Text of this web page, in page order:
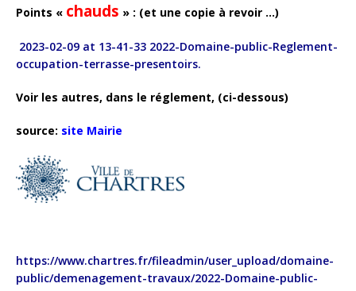
Points « chauds » : (et une copie à revoir …)
2023-02-09 at 13-41-33 2022-Domaine-public-Reglement-
occupation-terrasse-presentoirs.
Voir les autres, dans le réglement, (ci-dessous)
source: site Mairie
https://www.chartres.fr/fileadmin/user_upload/domaine-
public/demenagement-travaux/2022-Domaine-public-